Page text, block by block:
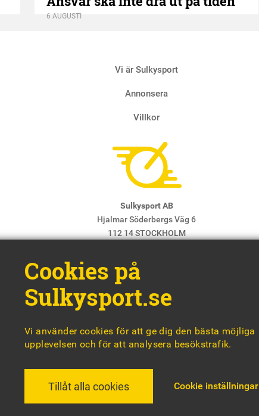
6 AUGUSTI
Vi är Sulkysport
Annonsera
Villkor
Sulkysport AB
Hjalmar Söderbergs Väg 6
112 14 STOCKHOLM
Chefredaktör & ansvarig utgivare:
Cookies på
Sulkysport.se
Vi använder cookies för att ge dig den bästa möjliga
upplevelsen och för att analysera besökstrafik.
Tillåt alla cookies Cookie inställningar